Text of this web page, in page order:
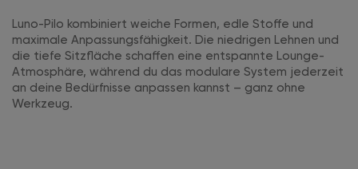
Luno-Pilo kombiniert weiche Formen, edle Stoffe und
maximale Anpassungsfähigkeit. Die niedrigen Lehnen und
die tiefe Sitzfläche schaffen eine entspannte Lounge-
Atmosphäre, während du das modulare System jederzeit
an deine Bedürfnisse anpassen kannst – ganz ohne
Werkzeug.